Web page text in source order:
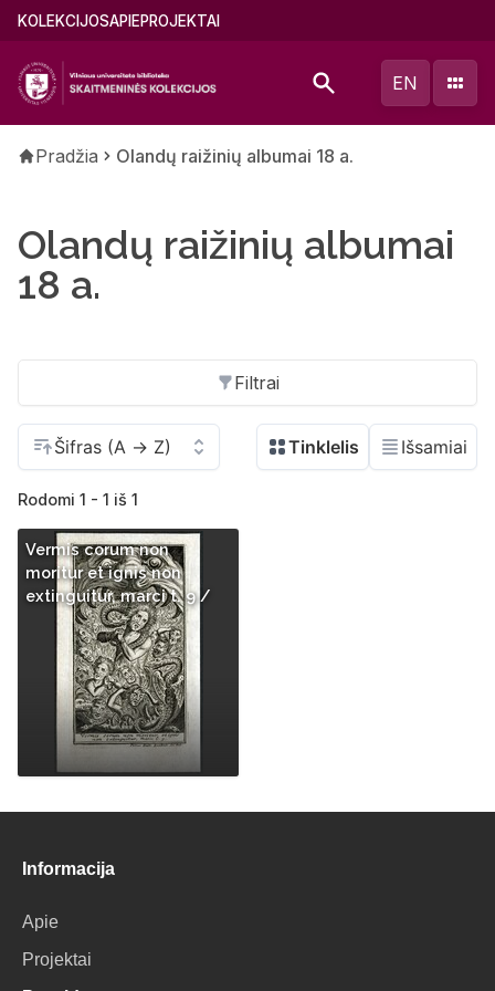
Pereiti
pagrindinį
turinį
Main
(lithuanian)
KOLEKCIJOSAPIEPROJEKTAI
EN
Kelias
Pradžia Olandų raižinių albumai 18 a.
Olandų raižinių albumai
18 a.
Filtrai
Rodomi 1 - 1 iš 1
Vermis corum non
moritur et ignis non
extinguitur, marci t. 9 /
Informacija
Apie
Projektai